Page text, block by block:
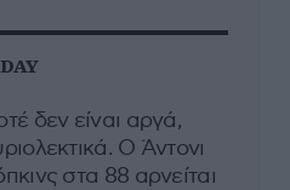
δεν είναι αργά,
Ο Άντονι
στα 88 αρνείται